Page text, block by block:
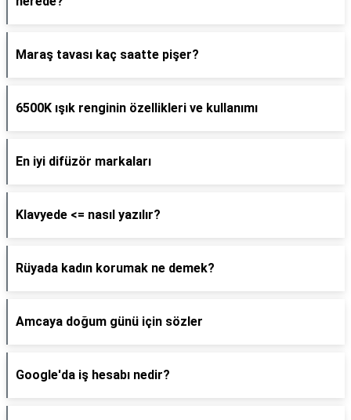
Maraş tavası kaç saatte pişer?
6500K ışık renginin özellikleri ve kullanımı
En iyi difüzör markaları
Klavyede <= nasıl yazılır?
Rüyada kadın korumak ne demek?
Amcaya doğum günü için sözler
Google'da iş hesabı nedir?